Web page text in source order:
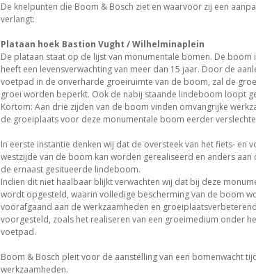
De knelpunten die Boom & Bosch ziet en waarvoor zij een
verlangt:
Plataan hoek Bastion Vught / Wilhelminaplein
De plataan staat op de lijst van monumentale bomen. De boom
heeft een levensverwachting van meer dan 15 jaar. Door de
voetpad in de onverharde groeiruimte van de boom, zal de
groei worden beperkt. Ook de nabij staande lindeboom loopt
Kortom: Aan drie zijden van de boom vinden omvangrijke
de groeiplaats voor deze monumentale boom eerder
In eerste instantie denken wij dat de oversteek van het fiets- en
westzijde van de boom kan worden gerealiseerd en anders
de ernaast gesitueerde lindeboom.
Indien dit niet haalbaar blijkt verwachten wij dat bij deze
wordt opgesteld, waarin volledige bescherming van de boom
voorafgaand aan de werkzaamheden en
voorgesteld, zoals het realiseren van een groeimedium onder
voetpad.
Boom & Bosch pleit voor de aanstelling van een bomenwacht
werkzaamheden.